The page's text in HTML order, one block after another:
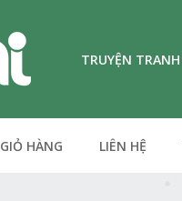
TRUYỆN TRANH
GIỎ HÀNG LIÊN HỆ